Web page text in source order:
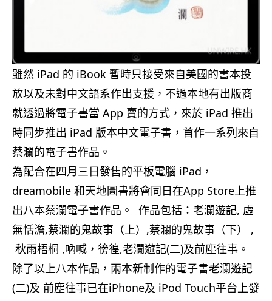
雖然 iPad 的 iBook 暫時只接受來自美國的書本投
放以及未對中文語系作出支援，不過本地有出版商
就透過將電子書當 App 賣的方式，來於 iPad 推出
時同步推出 iPad 版本中文電子書，首作一系列來自
蔡瀾的電子書作品。
為配合在四月三日發售的平板電腦 iPad，
dreamobile 和天地圖書將會同日在App Store上推
出八本蔡瀾電子書作品。 作品包括：老瀾遊記, 虛
無恬澹,蔡瀾的鬼故事（上）,蔡瀾的鬼故事（下） ,
秋雨梧桐 ,吶喊，徬徨,老瀾遊記(二)及前塵往事。
除了以上八本作品，兩本新制作的電子書老瀾遊記
(二)及 前塵往事已在iPhone及 iPod Touch平台上發